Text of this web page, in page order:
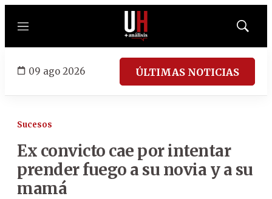
Menú
Mostrar
09 ago 2026 ÚLTIMAS NOTICIAS
Sucesos
Ex convicto cae por intentar
prender fuego a su novia y a su
mamá